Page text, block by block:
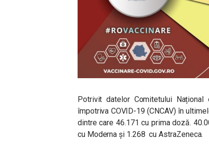
Potrivit datelor Comitetului
împotriva COVID-19 (CNCAV) în
dintre care 46.171 cu prima doză.
cu Moderna și 1.268 cu AstraZeneca.